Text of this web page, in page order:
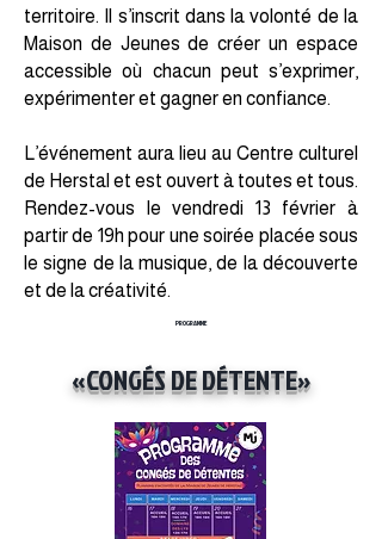
territoire. Il s’inscrit dans la volonté de la
Maison de Jeunes de créer un espace
accessible où chacun peut s’exprimer,
expérimenter et gagner en confiance.
L’événement aura lieu au Centre culturel
de Herstal et est ouvert à toutes et tous.
Rendez-vous le vendredi 13 février à
partir de 19h pour une soirée placée sous
le signe de la musique, de la découverte
et de la créativité.
PROGRAMME
«CONGÉS DE DÉTENTE»